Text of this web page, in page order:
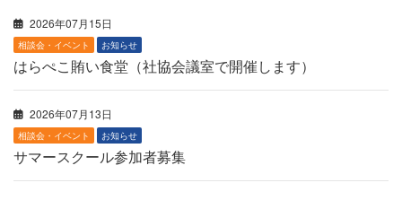
2026年07月15日
相談会・イベント お知らせ
はらぺこ賄い食堂（社協会議室で開催します）
2026年07月13日
相談会・イベント お知らせ
サマースクール参加者募集